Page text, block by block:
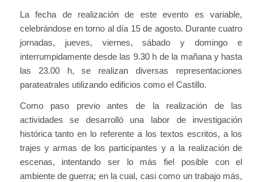
La fecha de realización de este evento es variable,
celebrándose en torno al día 15 de agosto. Durante cuatro
jornadas, jueves, viernes, sábado y domingo e
interrumpidamente desde las 9.30 h de la mañana y hasta
las 23.00 h, se realizan diversas representaciones
parateatrales utilizando edificios como el Castillo.
Como paso previo antes de la realización de las
actividades se desarrolló una labor de investigación
histórica tanto en lo referente a los textos escritos, a los
trajes y armas de los participantes y a la realización de
escenas, intentando ser lo más fiel posible con el
ambiente de guerra; en la cual, casi como un trabajo más,